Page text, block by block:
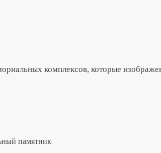
комплексов, которые
памятник